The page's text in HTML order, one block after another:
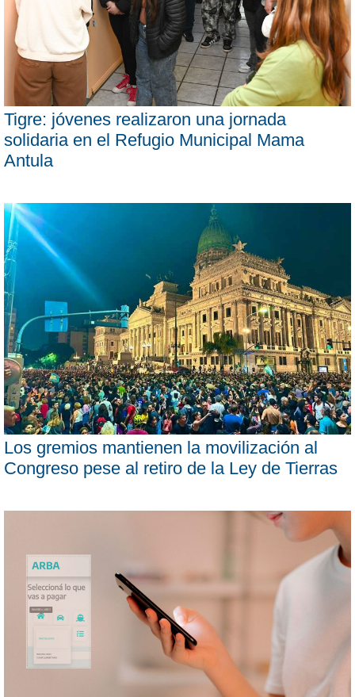
Tigre: jóvenes realizaron una jornada
solidaria en el Refugio Municipal Mama
Antula
Los gremios mantienen la movilización al
Congreso pese al retiro de la Ley de Tierras